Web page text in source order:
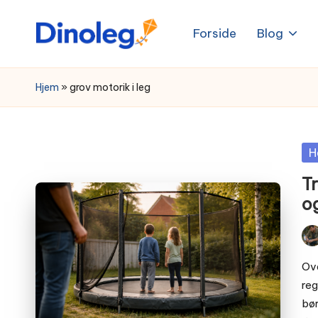
Forside Blog
Hjem » grov motorik i leg
by